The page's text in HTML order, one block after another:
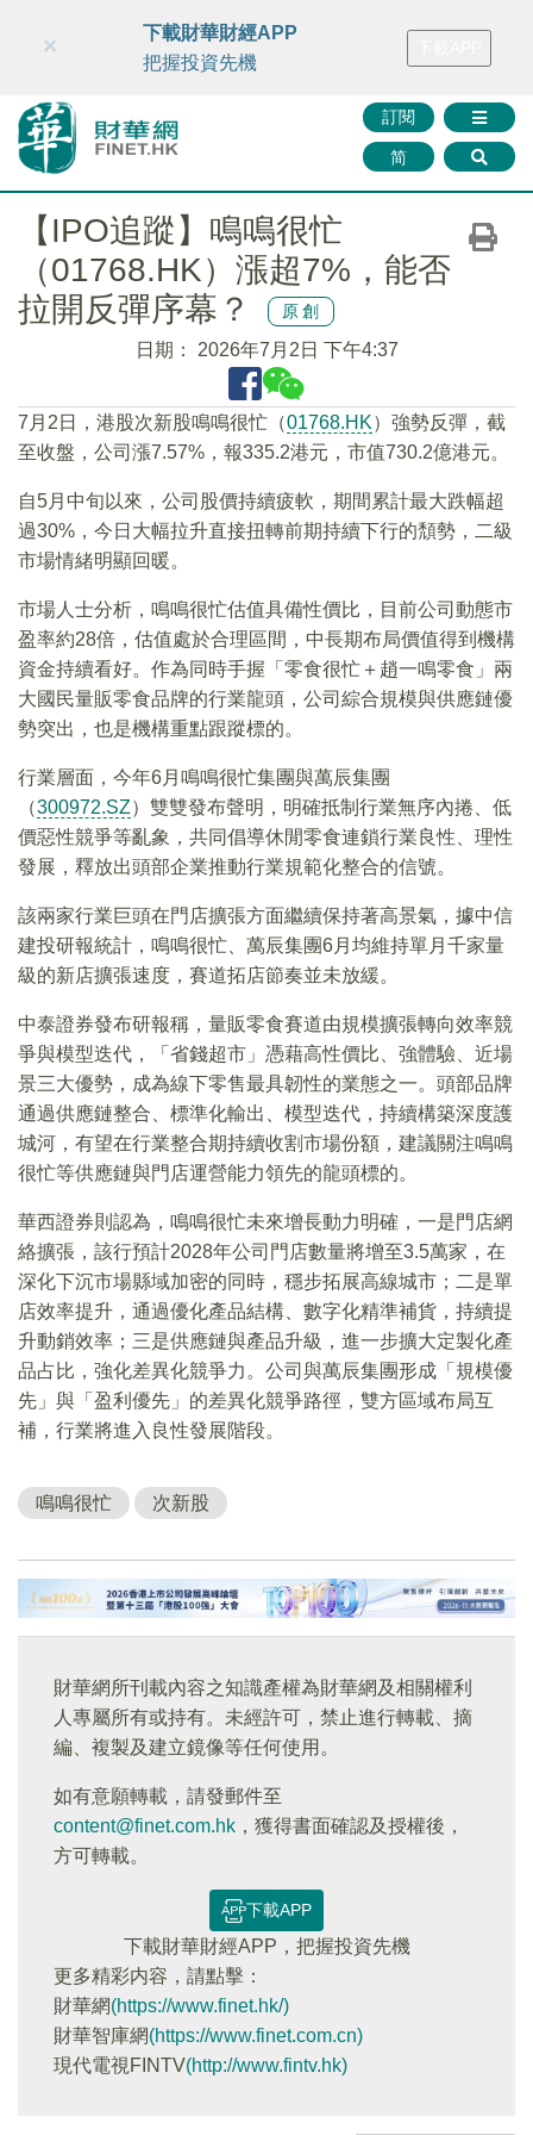
財華智庫網 FINTV FINMETA 財華證券 媒體矩陣
訂閱
简
×
下載財華財經APP
把握投資先機
【IPO追蹤】鳴鳴很忙
（01768.HK）漲超7%，能否
拉開反彈序幕？
原創
日期： 2026年7月2日 下午4:37
7月2日，港股次新股鳴鳴很忙（01768.HK）強勢反彈，截
至收盤，公司漲7.57%，報335.2港元，市值730.2億港元。
自5月中旬以來，公司股價持續疲軟，期間累計最大跌幅超
過30%，今日大幅拉升直接扭轉前期持續下行的頹勢，二級
市場情緒明顯回暖。
市場人士分析，鳴鳴很忙估值具備性價比，目前公司動態市
盈率約28倍，估值處於合理區間，中長期布局價值得到機構
資金持續看好。作為同時手握「零食很忙＋趙一鳴零食」兩
大國民量販零食品牌的行業龍頭，公司綜合規模與供應鏈優
勢突出，也是機構重點跟蹤標的。
行業層面，今年6月鳴鳴很忙集團與萬辰集團
（300972.SZ）雙雙發布聲明，明確抵制行業無序內捲、低
價惡性競爭等亂象，共同倡導休閒零食連鎖行業良性、理性
發展，釋放出頭部企業推動行業規範化整合的信號。
該兩家行業巨頭在門店擴張方面繼續保持著高景氣，據中信
建投研報統計，鳴鳴很忙、萬辰集團6月均維持單月千家量
級的新店擴張速度，賽道拓店節奏並未放緩。
中泰證券發布研報稱，量販零食賽道由規模擴張轉向效率競
爭與模型迭代，「省錢超市」憑藉高性價比、強體驗、近場
景三大優勢，成為線下零售最具韌性的業態之一。頭部品牌
通過供應鏈整合、標準化輸出、模型迭代，持續構築深度護
城河，有望在行業整合期持續收割市場份額，建議關注鳴鳴
很忙等供應鏈與門店運營能力領先的龍頭標的。
華西證券則認為，鳴鳴很忙未來增長動力明確，一是門店網
絡擴張，該行預計2028年公司門店數量將增至3.5萬家，在
深化下沉市場縣域加密的同時，穩步拓展高線城市；二是單
店效率提升，通過優化產品結構、數字化精準補貨，持續提
升動銷效率；三是供應鏈與產品升級，進一步擴大定製化產
品占比，強化差異化競爭力。公司與萬辰集團形成「規模優
先」與「盈利優先」的差異化競爭路徑，雙方區域布局互
補，行業將進入良性發展階段。
鳴鳴很忙 次新股
財華網所刊載內容之知識產權為財華網及相關權利
人專屬所有或持有。未經許可，禁止進行轉載、摘
編、複製及建立鏡像等任何使用。
如有意願轉載，請發郵件至
content@finet.com.hk ，獲得書面確認及授權後，
方可轉載。
下載APP
下載財華財經APP，把握投資先機
更多精彩内容，請點擊：
財華網(https://www.finet.hk/)
財華智庫網(https://www.finet.com.cn)
現代電視FINTV(http://www.fintv.hk)